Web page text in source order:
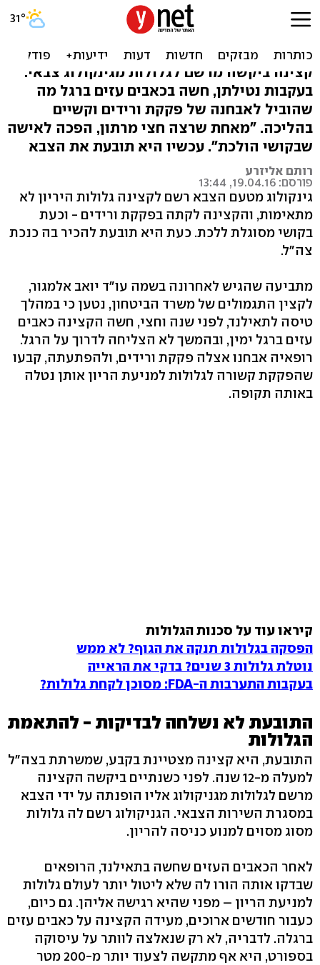
קצינה קיבלה גלולות מהרופא
- כעת מתקשה ללכת
קצינה ביקשה מרשם לגלולות מגינקולוג צבאי.
בעקבות נטילתן, חשה בכאבים עזים ברגל מה
שהוביל לאבחנה של פקקת ורידים וקשיים
בהליכה. "מאחת שרצה חצי מרתון, הפכה לאישה
שבקושי הולכת". עכשיו היא תובעת את הצבא
רותם אליזרע
פורסם: 19.04.16, 13:44
גינקולוג מטעם הצבא רשם לקצינה גלולות היריון לא
מתאימות, והקצינה לקתה בפקקת ורידים - וכעת
בקושי מסוגלת ללכת. כעת היא תובעת להכיר בה כנכת
צה"ל.
מתביעה שהגיש לאחרונה בשמה עו"ד יואב אלמגור,
לקצין התגמולים של משרד הביטחון, נטען כי במהלך
טיסה לתאילנד, לפני שנה וחצי, חשה הקצינה כאבים
עזים ברגל ימין, ובהמשך לא הצליחה לדרוך על הרגל.
רופאיה אבחנו אצלה פקקת ורידים, ולהפתעתה, קבעו
שהפקקת קשורה לגלולות למניעת הריון אותן נטלה
באותה תקופה.
קיראו עוד על סכנות הגלולות
הפסקה בגלולות תנקה את הגוף? לא ממש
נוטלת גלולות 3 שנים? בדקי את הראייה
בעקבות התערבות ה-FDA: מסוכן לקחת גלולות?
התובעת לא נשלחה לבדיקות - להתאמת
הגלולות
התובעת, היא קצינה מצטיינת בקבע, שמשרתת בצה"ל
למעלה מ-12 שנה. לפני כשנתיים ביקשה הקצינה
מרשם לגלולות מגניקולוג אליו הופנתה על ידי הצבא
במסגרת השירות הצבאי. הגניקולוג רשם לה גלולות
מסוג מסוים למנוע כניסה להריון.
לאחר הכאבים העזים שחשה בתאילנד, הרופאים
שבדקו אותה הורו לה שלא ליטול יותר לעולם גלולות
למניעת הריון – מפני שהיא רגישה אליהן. גם כיום,
כעבור חודשים ארוכים, מעידה הקצינה על כאבים עזים
ברגלה. לדבריה, לא רק שנאלצה לוותר על עיסוקה
בספורט, היא אף מתקשה לצעוד יותר מ-200 מטר